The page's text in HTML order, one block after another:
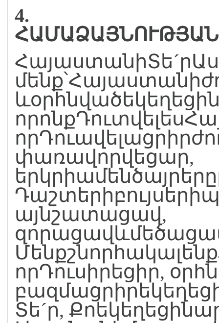
4.
փառավորվեցար,
այնշատացավ,
որԴուսիրեցիր,
Տե´ր,